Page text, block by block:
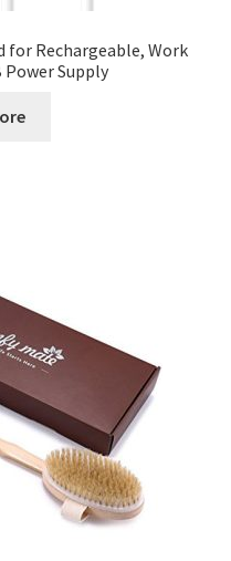
for Rechargeable, Work
Supply